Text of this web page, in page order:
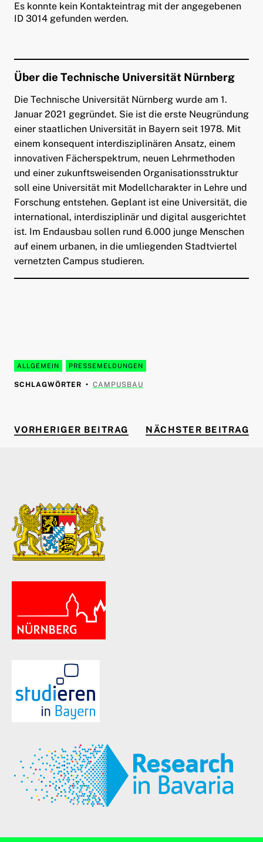
Es konnte kein Kontakteintrag mit der angegebenen
ID 3014 gefunden werden.
Über die Technische Universität Nürnberg
Die Technische Universität Nürnberg wurde am 1.
Januar 2021 gegründet. Sie ist die erste Neugründung
einer staatlichen Universität in Bayern seit 1978. Mit
einem konsequent interdisziplinären Ansatz, einem
innovativen Fächerspektrum, neuen Lehrmethoden
und einer zukunftsweisenden Organisationsstruktur
soll eine Universität mit Modellcharakter in Lehre und
Forschung entstehen. Geplant ist eine Universität, die
international, interdisziplinär und digital ausgerichtet
ist. Im Endausbau sollen rund 6.000 junge Menschen
auf einem urbanen, in die umliegenden Stadtviertel
vernetzten Campus studieren.
ALLGEMEIN PRESSEMELDUNGEN
SCHLAGWÖRTER CAMPUSBAU
Beitragsnavigation
VORHERIGER BEITRAG VORHERIGER BEITRAG
NÄCHSTER BEITRAG